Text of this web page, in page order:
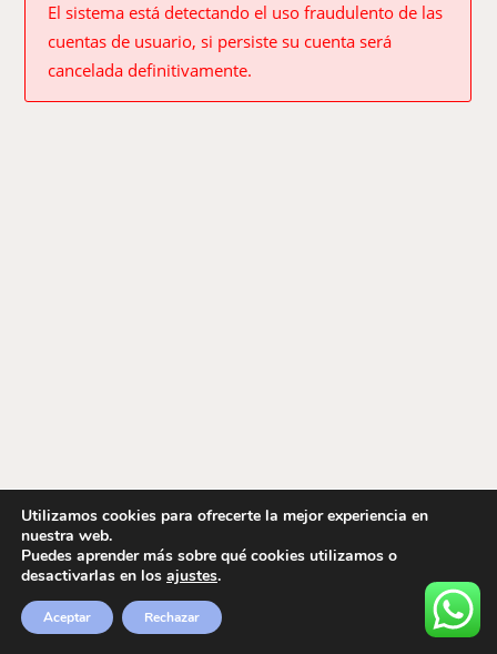
El sistema está detectando el uso fraudulento de las
cuentas de usuario, si persiste su cuenta será
cancelada definitivamente.
Utilizamos cookies para ofrecerte la mejor experiencia en
nuestra web.
Puedes aprender más sobre qué cookies utilizamos o
desactivarlas en los ajustes.
Aceptar Rechazar